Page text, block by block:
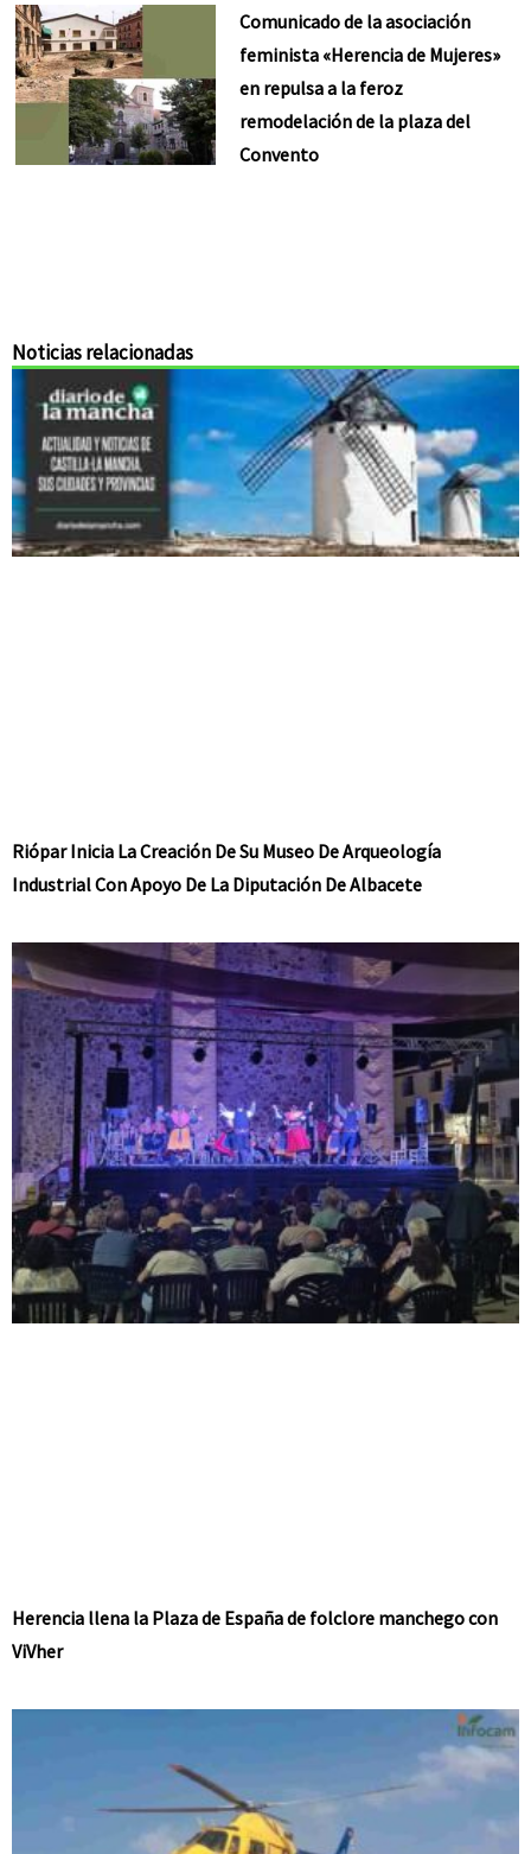
Comunicado de la asociación
feminista «Herencia de Mujeres»
en repulsa a la feroz
remodelación de la plaza del
Convento
Noticias relacionadas
Riópar Inicia La Creación De Su Museo De Arqueología
Industrial Con Apoyo De La Diputación De Albacete
Herencia llena la Plaza de España de folclore manchego con
ViVher